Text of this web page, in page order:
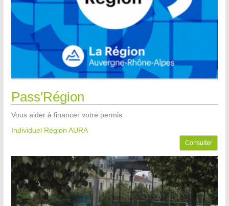
Pass'Région
Vous aider à financer votre permis
Individuel Région AURA
Consulter